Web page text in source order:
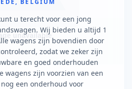
BELGIUM
u terecht voor een jong
Wij bieden u altijd 1
wagens zijn bovendien door
zodat we zeker zijn
en goed onderhouden
wagens zijn voorzien van een
een onderhoud voor